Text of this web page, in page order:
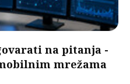
na pitanja -
mrežama